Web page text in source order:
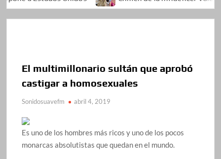
El multimillonario sultán que aprobó
castigar a homosexuales
Sonidosuavefm abril 4, 2019
Es uno de los hombres más ricos y uno de los pocos
monarcas absolutistas que quedan en el mundo.